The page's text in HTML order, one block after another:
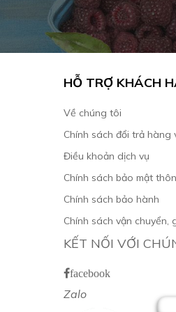
HỖ TRỢ KHÁCH
Về chúng tôi
Chính sách đổi trả hàng
Điều khoản dịch vụ
Chính sách bảo mật
Chính sách bảo hành
Chính sách vận chuyển,
KẾT NỐI VỚI
facebook
Zalo